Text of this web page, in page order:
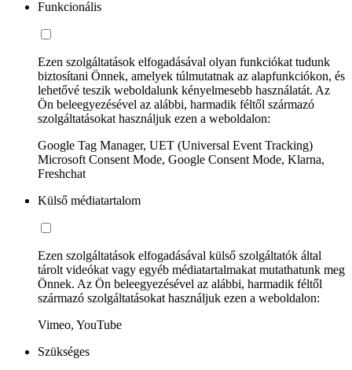
Funkcionális
Ezen szolgáltatások elfogadásával olyan funkciókat tudunk
biztosítani Önnek, amelyek túlmutatnak az alapfunkciókon, és
lehetővé teszik weboldalunk kényelmesebb használatát. Az
Ön beleegyezésével az alábbi, harmadik féltől származó
szolgáltatásokat használjuk ezen a weboldalon:
Google Tag Manager, UET (Universal Event Tracking)
Microsoft Consent Mode, Google Consent Mode, Klarna,
Freshchat
Külső médiatartalom
Ezen szolgáltatások elfogadásával külső szolgáltatók által
tárolt videókat vagy egyéb médiatartalmakat mutathatunk meg
Önnek. Az Ön beleegyezésével az alábbi, harmadik féltől
származó szolgáltatásokat használjuk ezen a weboldalon:
Vimeo, YouTube
Szükséges